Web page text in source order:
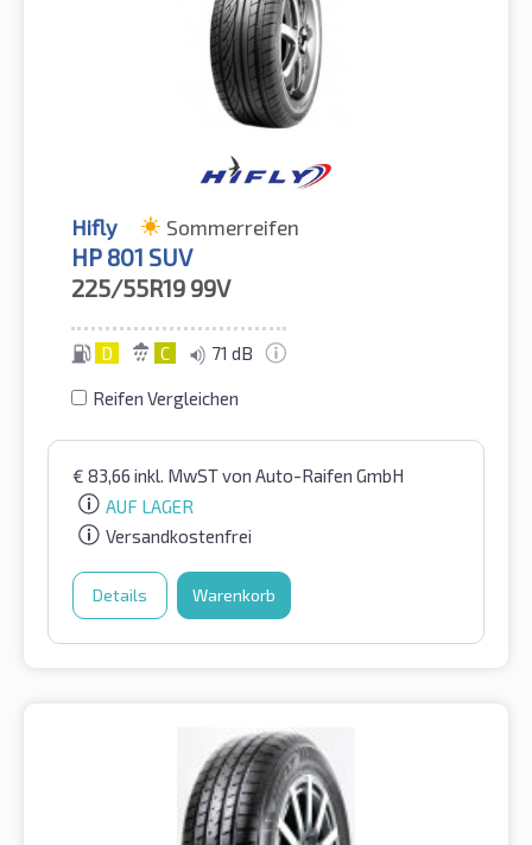
Hifly Sommerreifen
HP 801 SUV
225/55R19 99V
D C 71 dB
Reifen Vergleichen
€ 83,66 inkl. MwSTvon Auto-Raifen GmbH
AUF LAGER
Versandkostenfrei
Details Warenkorb